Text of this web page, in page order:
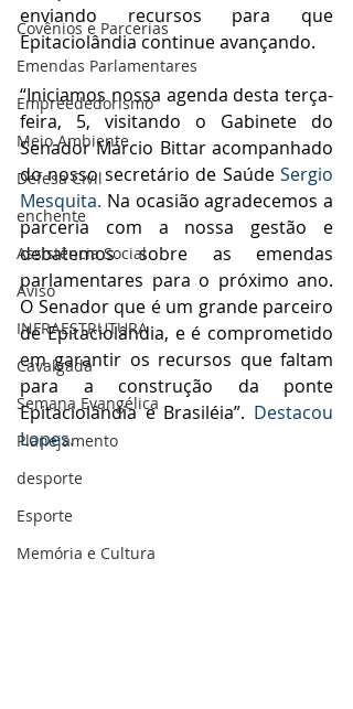
Covênios e Parcerias
Emendas Parlamentares
Empreededorismo
Meio Ambiente
Defesa Civil
enchente
Assistência Social
Aviso
INFRAESTRUTURA
Cavalgada
Semana Evangélica
Planejamento
desporte
Esporte
Memória e Cultura
enviando recursos para que
Epitaciolândia continue avançando.
“Iniciamos nossa agenda desta terça-
feira, 5, visitando o Gabinete do
Senador Márcio Bittar acompanhado
do nosso secretário de Saúde Sergio
Mesquita. Na ocasião agradecemos a
parceria com a nossa gestão e
debatemos sobre as emendas
parlamentares para o próximo ano.
O Senador que é um grande parceiro
de Epitaciolândia, e é comprometido
em garantir os recursos que faltam
para a construção da ponte
Epitaciolândia e Brasiléia”. Destacou
Lopes.